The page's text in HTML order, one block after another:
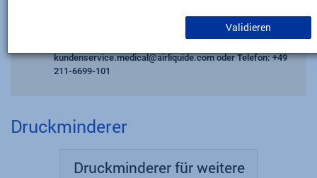
Validieren
Bitte berücksichtigen Sie dies bei Ihren Bestellungen.
kundenservice.medical@airliquide.comoder Telefon: +49
211-6699-101
Druckminderer
Druckminderer für weitere